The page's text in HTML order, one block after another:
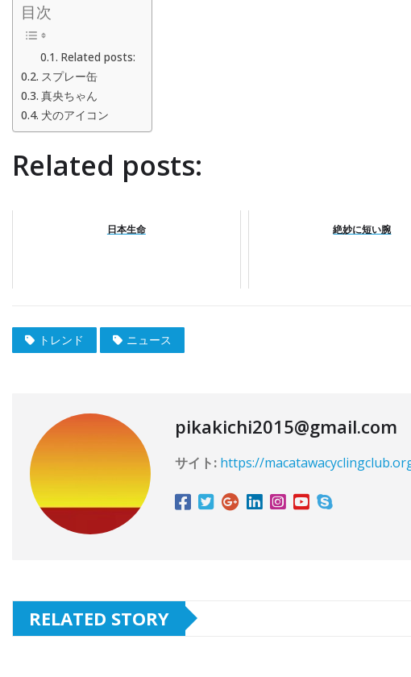
目次
Related posts:
スプレー缶
真央ちゃん
犬のアイコン
Related posts:
日本生命 絶妙に短い腕
トレンド ニュース
pikakichi2015@gmail.com
サイト: https://
RELATED STORY